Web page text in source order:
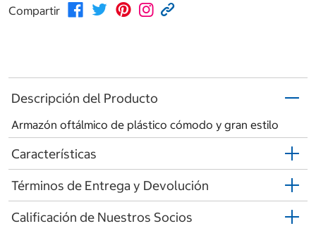
Compartir
Descripción del Producto
Armazón oftálmico de plástico cómodo y gran estilo
Características
Términos de Entrega y Devolución
Calificación de Nuestros Socios